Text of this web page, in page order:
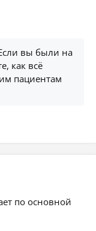
вы были на
как всё
пациентам
по основной